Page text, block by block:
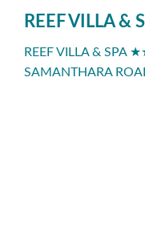
REEF VILLA &
REEF VILLA &
SAMANTHARA